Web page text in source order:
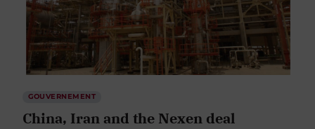
GOUVERNEMENT
China, Iran and the Nexen deal